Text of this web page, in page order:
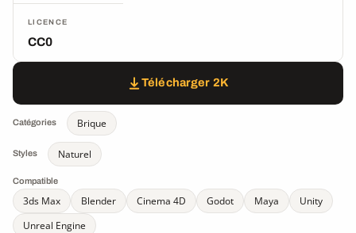
LICENCE
CC0
Télécharger 2K
Catégories Brique
Styles Naturel
Compatible
3ds Max Blender Cinema 4D Godot Maya
Unity
Unreal Engine